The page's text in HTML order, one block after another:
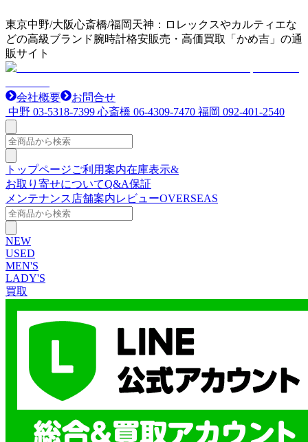
東京中野/大阪心斎橋/福岡天神：ロレックスやカルティエな
どの高級ブランド腕時計格安販売・高価買取「かめ吉」の通
販サイト
会社概要
お問合せ
中野 03-5318-7399 心斎橋 06-4309-7470 福岡 092-401-2540
トップページご利用案内在庫表示&
お取り寄せについてQ&A保証
メンテナンス 店舗案内レビューOVERSEAS
NEW
USED
MEN'S
LADY'S
買取